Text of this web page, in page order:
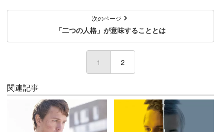
次のページ
「二つの人格」が意味することとは
1 (current)
2
関連記事